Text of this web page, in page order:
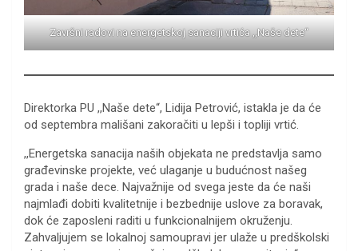
Završni radovi na energetskoj sanaciji vrtića ,,Naše dete“
Direktorka PU ,,Naše dete“, Lidija Petrović, istakla je da će
od septembra mališani zakoračiti u lepši i topliji vrtić.
,,Energetska sanacija naših objekata ne predstavlja samo
građevinske projekte, već ulaganje u budućnost našeg
grada i naše dece. Najvažnije od svega jeste da će naši
najmlađi dobiti kvalitetnije i bezbednije uslove za boravak,
dok će zaposleni raditi u funkcionalnijem okruženju.
Zahvaljujem se lokalnoj samoupravi jer ulaže u predškolski